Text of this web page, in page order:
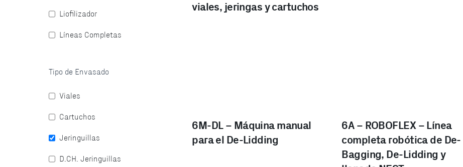
Liofilizador
Líneas Completas
Tipo de Envasado
Viales
Cartuchos
Jeringuillas
D.CH. Jeringuillas
viales, jeringas y cartuchos
6M-DL – Máquina manual
para el De-Lidding
6A – ROBOFLEX – Línea
completa robótica de De-
Bagging, De-Lidding y